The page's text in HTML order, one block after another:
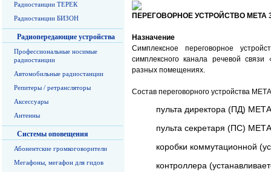
Радиостанции ТЕРЕК
Радиостанции БИЗОН
Радиопередающие устройства
Профессиональные носимые
радиостанции
Автомобильные радиостанции
Репитеры / ретрансляторы
Аксессуары
Антенны
Системы оповещения
Абонентские громкоговорители
Мегафоны, мегафон для гидов
ПЕРЕГОВОРНОЕ УСТРОЙСТВО МЕТА
Назначение
Симплексное переговорное
симплексного канала речевой
разных помещениях.
Состав переговорного устройства
пульта директора (ПД)
пульта секретаря (ПС)
коробки коммутационной
контроллера